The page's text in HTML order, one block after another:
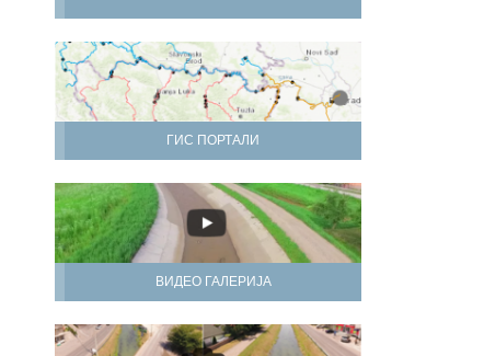
ГИС ПОРТАЛИ
ВИДЕО ГАЛЕРИЈА